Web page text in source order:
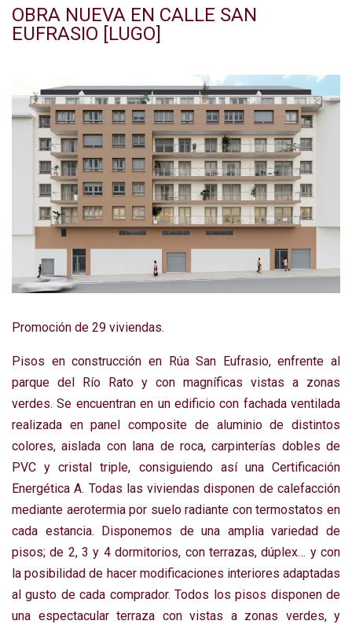
OBRA NUEVA EN CALLE SAN
EUFRASIO [LUGO]
Promoción de 29 viviendas.
Pisos en construcción en Rúa San Eufrasio, enfrente al
parque del Río Rato y con magníficas vistas a zonas
verdes. Se encuentran en un edificio con fachada ventilada
realizada en panel composite de aluminio de distintos
colores, aislada con lana de roca, carpinterías dobles de
PVC y cristal triple, consiguiendo así una Certificación
Energética A. Todas las viviendas disponen de calefacción
mediante aerotermia por suelo radiante con termostatos en
cada estancia. Disponemos de una amplia variedad de
pisos; de 2, 3 y 4 dormitorios, con terrazas, dúplex… y con
la posibilidad de hacer modificaciones interiores adaptadas
al gusto de cada comprador. Todos los pisos disponen de
una espectacular terraza con vistas a zonas verdes, y